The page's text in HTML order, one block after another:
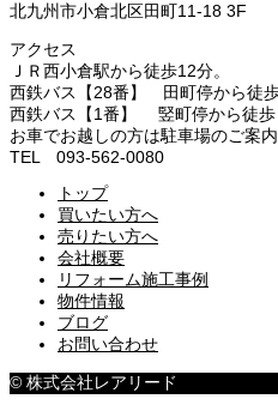
北九州市小倉北区田町11-18 3F
アクセス
ＪＲ西小倉駅から徒歩12分。
西鉄バス【28番】 田町停から徒歩
西鉄バス【1番】 竪町停から徒歩
お車でお越しの方は駐車場のご案
TEL 093-562-0080
トップ
買いたい方へ
売りたい方へ
会社概要
リフォーム施工事例
物件情報
ブログ
お問い合わせ
© 株式会社レアリード